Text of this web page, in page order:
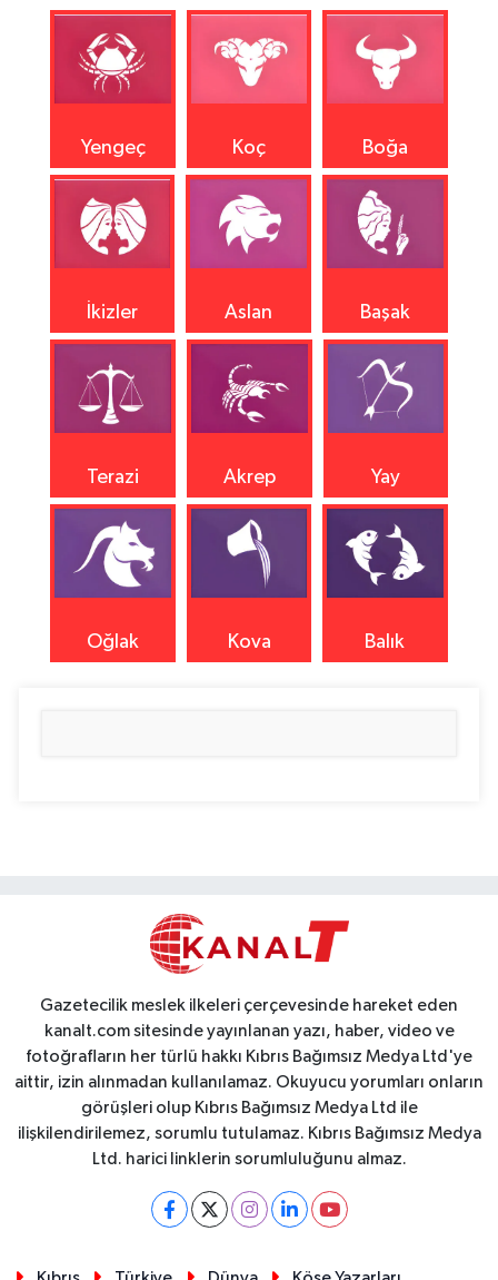
Yengeç Koç Boğa
İkizler Aslan Başak
Terazi Akrep Yay
Oğlak Kova Balık
Gazetecilik meslek ilkeleri çerçevesinde hareket eden
kanalt.com sitesinde yayınlanan yazı, haber, video ve
fotoğrafların her türlü hakkı Kıbrıs Bağımsız Medya Ltd'ye
aittir, izin alınmadan kullanılamaz. Okuyucu yorumları onların
görüşleri olup Kıbrıs Bağımsız Medya Ltd ile
ilişkilendirilemez, sorumlu tutulamaz. Kıbrıs Bağımsız Medya
Ltd. harici linklerin sorumluluğunu almaz.